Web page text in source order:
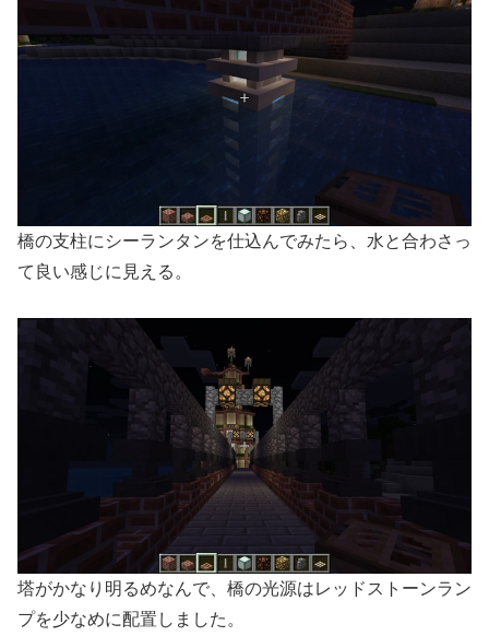
橋の支柱にシーランタンを仕込んでみたら、水と合わさっ
て良い感じに見える。
塔がかなり明るめなんで、橋の光源はレッドストーンラン
プを少なめに配置しました。